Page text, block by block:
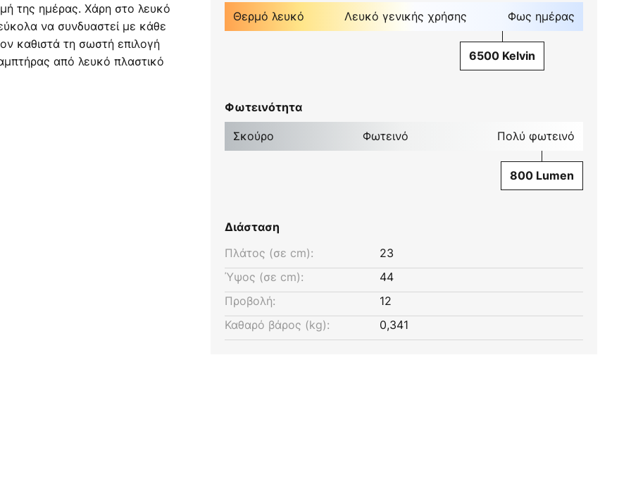
της ημέρας. Χάρη στο λευκό
να συνδυαστεί με κάθε
καθιστά τη σωστή επιλογή
από λευκό πλαστικό
βάση. Ο διακόπτης
η οποία εναρμονίζεται
παρέχει πάντα
Θερμό λευκό Λευκό γενικής χρήσης Φως ημέρας
6500 Kelvin
Φωτεινότητα
Σκούρο Φωτεινό Πολύ φωτεινό
800 Lumen
Διάσταση
Πλάτος (σε cm):
23
Ύψος (σε cm):
44
Προβολή:
12
Καθαρό βάρος (kg):
0,341